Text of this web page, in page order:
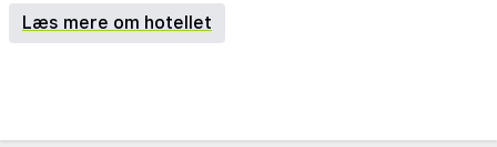
Læs mere om hotellet